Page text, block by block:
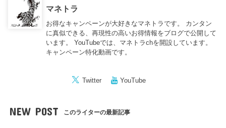
マネトラ
お得なキャンペーンが大好きなマネトラです。 カンタン
に真似できる、再現性の高いお得情報をブログで公開して
います。 YouTubeでは、マネトラchを開設しています。
キャンペーン特化動画です。
Twitter YouTube
NEW POST このライターの最新記事